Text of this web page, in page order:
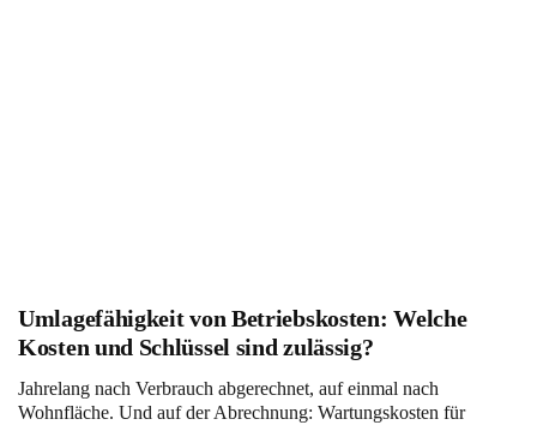
Umlagefähigkeit von Betriebskosten: Welche
Kosten und Schlüssel sind zulässig?
Jahrelang nach Verbrauch abgerechnet, auf einmal nach
Wohnfläche. Und auf der Abrechnung: Wartungskosten für